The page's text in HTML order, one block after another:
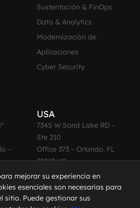
Sustentación & FinOps
Data & Analytics
Modernización de
Aplicaciones
Cyber Security
–
USA
7345 W Sand Lake RD –
Ste 210
Office 373 – Orlando, FL
32819 US
Telefone: +1 (407) 270-
3065
mejorar su experiencia en
esenciales son necesarias para
sitio. Puede gestionar sus